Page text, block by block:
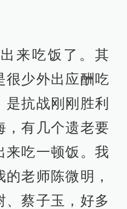
来吃饭了。其
很少外出应酬吃
抗战刚刚胜利
，有几个遗老要
来吃一顿饭。我
老师陈微明，
、蔡子玉，好多